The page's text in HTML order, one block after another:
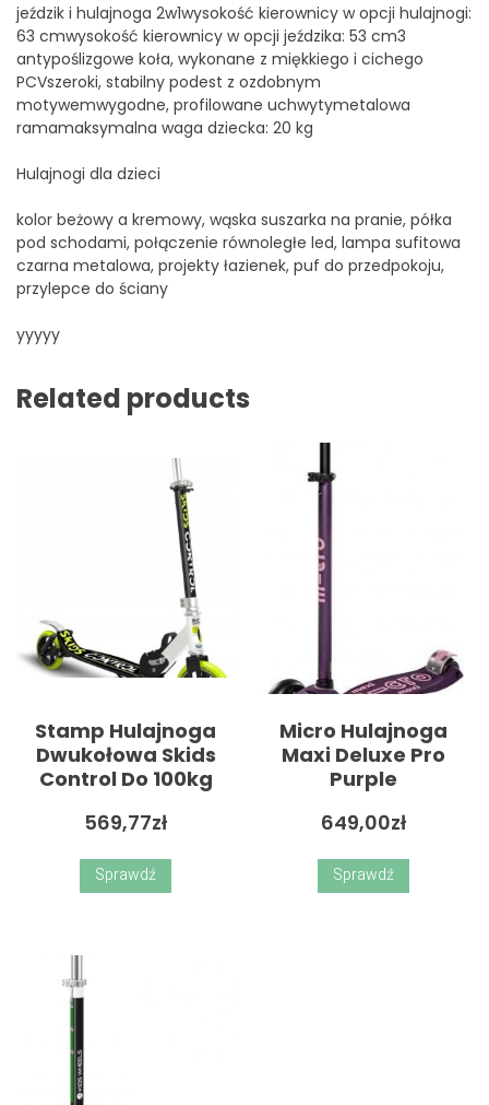
jeździk i hulajnoga 2w1wysokość kierownicy w opcji hulajnogi:
63 cmwysokość kierownicy w opcji jeździka: 53 cm3
antypoślizgowe koła, wykonane z miękkiego i cichego
PCVszeroki, stabilny podest z ozdobnym
motywemwygodne, profilowane uchwytymetalowa
ramamaksymalna waga dziecka: 20 kg
Hulajnogi dla dzieci
kolor beżowy a kremowy, wąska suszarka na pranie, półka
pod schodami, połączenie równoległe led, lampa sufitowa
czarna metalowa, projekty łazienek, puf do przedpokoju,
przylepce do ściany
yyyyy
Related products
Stamp Hulajnoga
Dwukołowa Skids
Control Do 100kg
569,77zł
Sprawdź
Micro Hulajnoga
Maxi Deluxe Pro
Purple
649,00zł
Sprawdź